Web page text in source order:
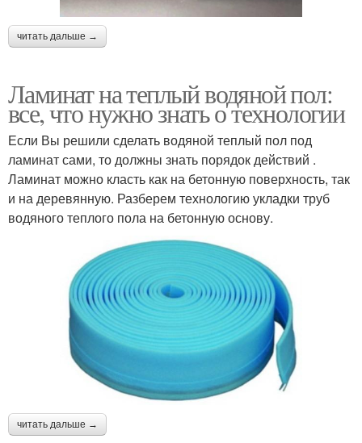
читать дальше →
Ламинат на теплый водяной пол:
все, что нужно знать о технологии
Если Вы решили сделать водяной теплый пол под
ламинат сами, то должны знать порядок действий .
Ламинат можно класть как на бетонную поверхность, так
и на деревянную. Разберем технологию укладки труб
водяного теплого пола на бетонную основу.
читать дальше →